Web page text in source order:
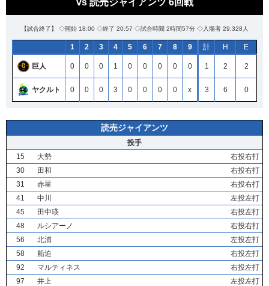
vs 読売ジャイアンツ 6回戦
【試合終了】 ◇開始 18:00 ◇終了 20:57 ◇試合時間 2時間57分 ◇入場者 29,328人
1 2 3 4 5 6 7 8 9 計 H E
巨人 0 0 0 1 0 0 0 0 0 1 2 2
ヤクルト 0 0 0 3 0 0 0 0 x 3 6 0
読売ジャイアンツ
投手
15
大勢
右投右打
30
田和
右投右打
31
赤星
右投右打
41
中川
左投左打
45
田中瑛
右投左打
48
ルシアーノ
右投右打
56
北浦
左投左打
58
船迫
右投左打
92
マルティネス
右投左打
97
井上
左投左打